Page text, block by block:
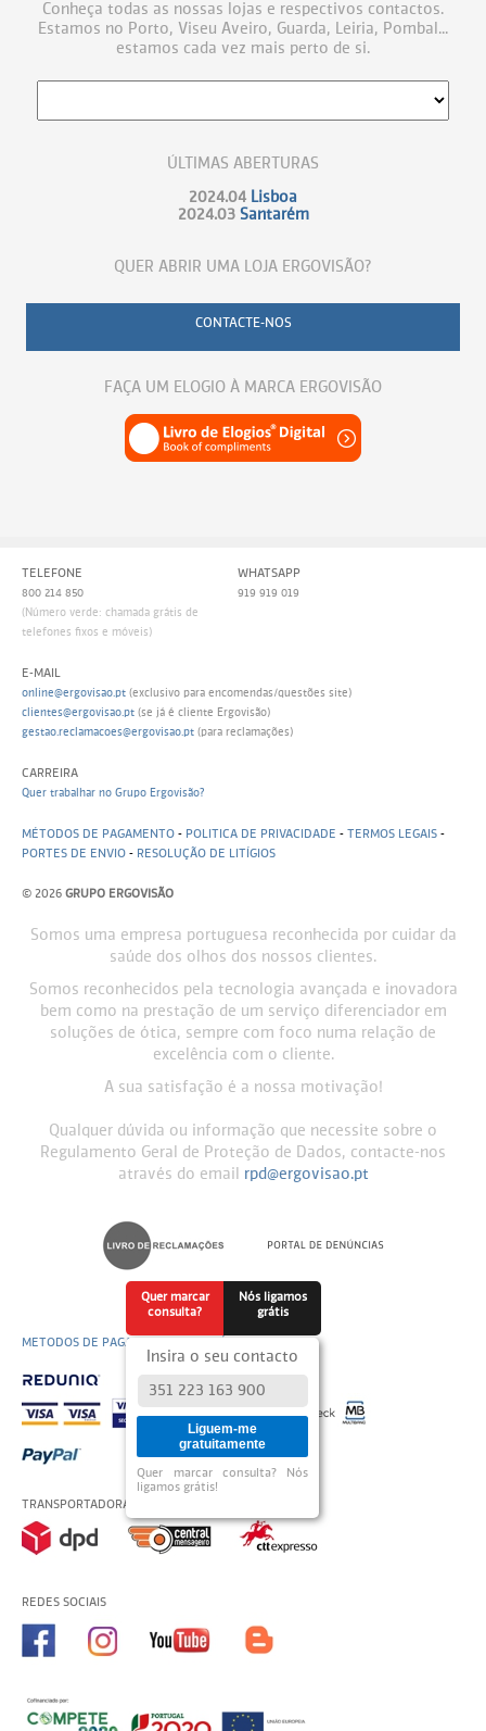
Conheça todas as nossas lojas e respectivos contactos.
Estamos no Porto, Viseu Aveiro, Guarda, Leiria, Pombal...
estamos cada vez mais perto de si.
ÚLTIMAS ABERTURAS
2024.04 Lisboa
2024.03 Santarém
QUER ABRIR UMA LOJA ERGOVISÃO?
CONTACTE-NOS
FAÇA UM ELOGIO À MARCA ERGOVISÃO
TELEFONE
800 214 850
(Número verde: chamada grátis de
telefones fixos e móveis)
WHATSAPP
919 919 019
E-MAIL
online@ergovisao.pt (exclusivo para encomendas/questões site)
clientes@ergovisao.pt (se já é cliente Ergovisão)
gestao.reclamacoes@ergovisao.pt (para reclamações)
CARREIRA
Quer trabalhar no Grupo Ergovisão?
MÉTODOS DE PAGAMENTO - POLITICA DE PRIVACIDADE - TERMOS LEGAIS -
PORTES DE ENVIO - RESOLUÇÃO DE LITÍGIOS
© 2026 GRUPO ERGOVISÃO
Somos uma empresa portuguesa reconhecida por cuidar da
saúde dos olhos dos nossos clientes.
Somos reconhecidos pela tecnologia avançada e inovadora
bem como na prestação de um serviço diferenciador em
soluções de ótica, sempre com foco numa relação de
excelência com o cliente.
A sua satisfação é a nossa motivação!
Qualquer dúvida ou informação que necessite sobre o
Regulamento Geral de Proteção de Dados, contacte-nos
através do email
rpd@ergovisao.pt
METODOS DE PAGAMENTO DISPONÍVEIS
TRANSPORTADORAS USADAS
REDES SOCIAIS
Quer marcar
consulta?
Nós ligamos
grátis
Insira o seu contacto
Liguem-me
gratuitamente
Quer marcar consulta? Nós
ligamos grátis!